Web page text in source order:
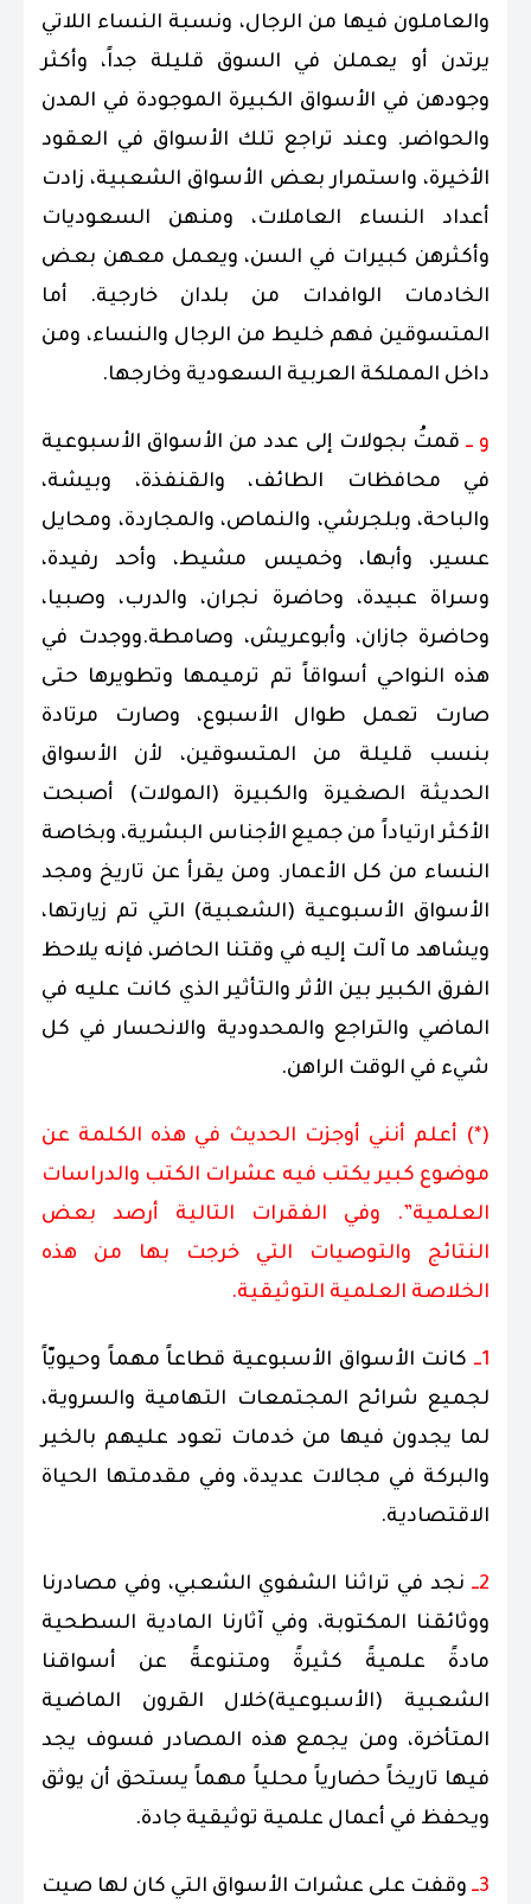
والعاملون فيها من الرجال، ونسبة النساء اللاتي
يرتدن أو يعملن في السوق قليلة جداً، وأكثر
وجودهن في الأسواق الكبيرة الموجودة في المدن
والحواضر. وعند تراجع تلك الأسواق في العقود
الأخيرة، واستمرار بعض الأسواق الشعبية، زادت
أعداد النساء العاملات، ومنهن السعوديات
وأكثرهن كبيرات في السن، ويعمل معهن بعض
الخادمات الوافدات من بلدان خارجية. أما
المتسوقين فهم خليط من الرجال والنساء، ومن
داخل المملكة العربية السعودية وخارجها.
و ــ قمتُ بجولات إلى عدد من الأسواق الأسبوعية
في محافظات الطائف، والقنفذة، وبيشة،
والباحة، وبلجرشي، والنماص، والمجاردة، ومحايل
عسير، وأبها، وخميس مشيط، وأحد رفيدة،
وسراة عبيدة، وحاضرة نجران، والدرب، وصبيا،
وحاضرة جازان، وأبوعريش، وصامطة.ووجدت في
هذه النواحي أسواقاً تم ترميمها وتطويرها حتى
صارت تعمل طوال الأسبوع، وصارت مرتادة
بنسب قليلة من المتسوقين، لأن الأسواق
الحديثة الصغيرة والكبيرة (المولات) أصبحت
الأكثر ارتياداً من جميع الأجناس البشرية، وبخاصة
النساء من كل الأعمار. ومن يقرأ عن تاريخ ومجد
الأسواق الأسبوعية (الشعبية) التي تم زيارتها،
ويشاهد ما آلت إليه في وقتنا الحاضر، فإنه يلاحظ
الفرق الكبير بين الأثر والتأثير الذي كانت عليه في
الماضي والتراجع والمحدودية والانحسار في كل
شيء في الوقت الراهن.
(*) أعلم أنني أوجزت الحديث في هذه الكلمة عن
موضوع كبير يكتب فيه عشرات الكتب والدراسات
العلمية”. وفي الفقرات التالية أرصد بعض
النتائج والتوصيات التي خرجت بها من هذه
الخلاصة العلمية التوثيقية.
1ــ
كانت الأسواق الأسبوعية قطاعاً مهماً وحيويّاً
لجميع شرائح المجتمعات التهامية والسروية،
لما يجدون فيها من خدمات تعود عليهم بالخير
والبركة في مجالات عديدة، وفي مقدمتها الحياة
الاقتصادية.
2ــ
نجد في تراثنا الشفوي الشعبي، وفي مصادرنا
ووثائقنا المكتوبة، وفي آثارنا المادية السطحية
مادةً علميةً كثيرةً ومتنوعةً عن أسواقنا
الشعبية (الأسبوعية)خلال القرون الماضية
المتأخرة، ومن يجمع هذه المصادر فسوف يجد
فيها تاريخاً حضارياً محلياً مهماً يستحق أن يوثق
ويحفظ في أعمال علمية توثيقية جادة.
3ــ
وقفت على عشرات الأسواق التي كان لها صيت